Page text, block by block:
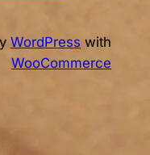
WordPress with
WooCommerce